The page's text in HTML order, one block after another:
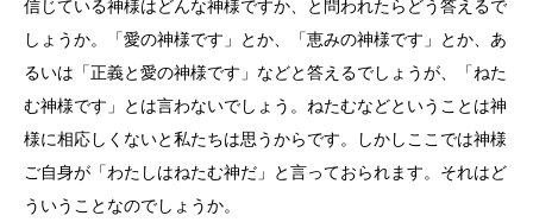
信じている神様はどんな神様ですか、と問われたらどう答えるで
しょうか。「愛の神様です」とか、「恵みの神様です」とか、あ
るいは「正義と愛の神様です」などと答えるでしょうが、「ねた
む神様です」とは言わないでしょう。ねたむなどということは神
様に相応しくないと私たちは思うからです。しかしここでは神様
ご自身が「わたしはねたむ神だ」と言っておられます。それはど
ういうことなのでしょうか。